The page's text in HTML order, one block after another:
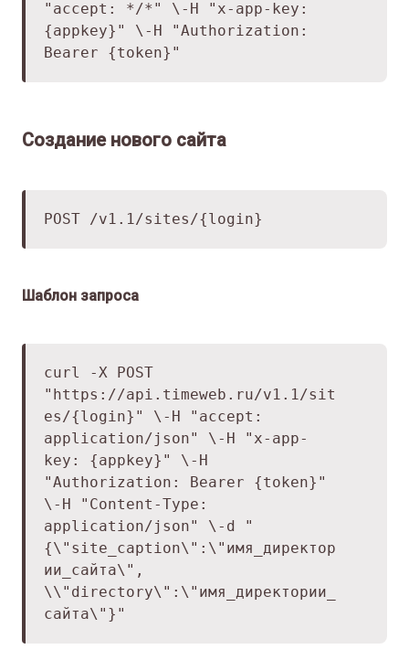
"accept: */*" \ -H "x-app-key:
{appkey}" \ -H "Authorization:
Bearer {token}"
Создание нового сайта
POST /v1.1/sites/{login}
Шаблон запроса
curl -X POST
" https://api.timeweb.ru/v1.1/sit
es/{login}" \ -H "accept:
application/json" \ -H "x-app-
key: {appkey}" \ -H
"Authorization: Bearer {token}"
\ -H "Content-Type:
application/json" \ -d "
{\"site_caption\":\"имя_директор
ии_сайта\",
\\"directory\":\"имя_директории_
сайта\"}"